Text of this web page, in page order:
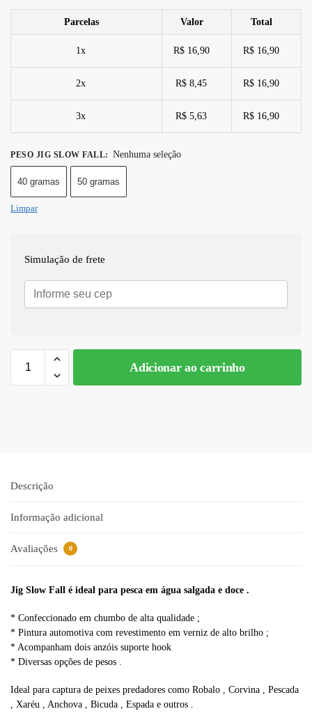
Parcelas Valor Total
1x R$ 16,90 R$ 16,90
2x R$ 8,45 R$ 16,90
3x R$ 5,63 R$ 16,90
PESO JIG SLOW FALL: Nenhuma seleção
40 gramas 50 gramas
Limpar
Simulação de frete
Adicionar ao carrinho
a
i
e
Descrição
Informação adicional
Avaliações 0
Jig Slow Fall é ideal para pesca em água salgada e doce .
* Confeccionado em chumbo de alta qualidade ;
* Pintura automotiva com revestimento em verniz de alto brilho ;
* Acompanham dois anzóis suporte hook
* Diversas opções de pesos .
Ideal para captura de peixes predadores como Robalo , Corvina , Pescada
, Xaréu , Anchova , Bicuda , Espada e outros .